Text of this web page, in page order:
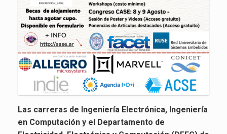
Las carreras de Ingeniería Electrónica, Ingeniería
en Computación y el Departamento de